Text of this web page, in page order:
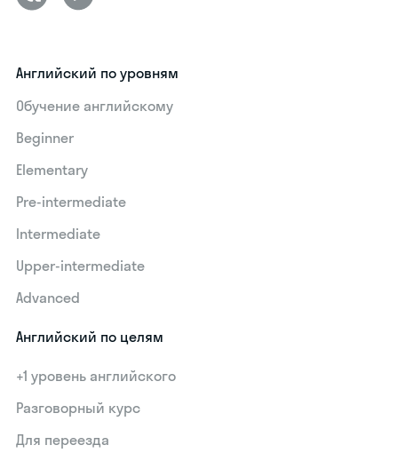
Английский по уровням
Обучение английскому
Beginner
Elementary
Pre-intermediate
Intermediate
Upper-intermediate
Advanced
Английский по целям
+1 уровень английского
Разговорный курс
Для переезда